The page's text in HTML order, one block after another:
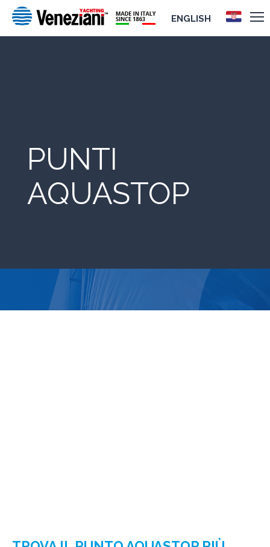
ENGLISH
PUNTI
AQUASTOP